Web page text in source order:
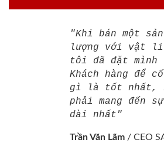
"Khi bán một
lượng với vật
tôi đã đặt
Khách hàng để
gì là tốt nhất,
phải mang đến
dài nhất"
Trần Văn Lãm / CEO